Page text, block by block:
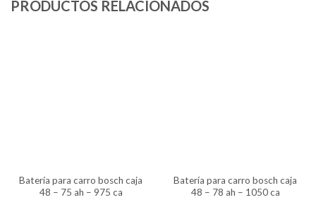
batería para carro bosch caja
48 – 75 ah – 975 ca
batería para carro bosch caja
48 – 78 ah – 1050 ca